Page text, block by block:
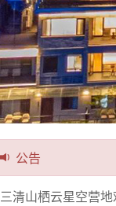
公告
三清山栖云星空营